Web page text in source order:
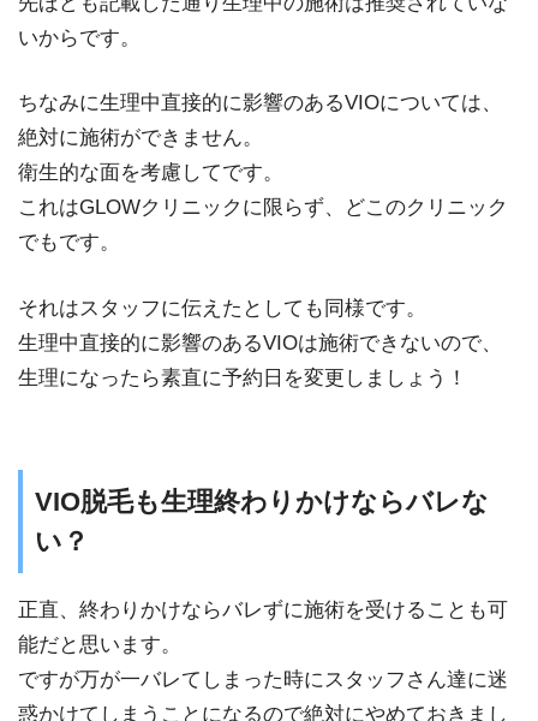
いからです。
ちなみに生理中直接的に影響のあるVIOについては、
絶対に施術ができません。
衛生的な面を考慮してです。
これはGLOWクリニックに限らず、どこのクリニック
でもです。
それはスタッフに伝えたとしても同様です。
生理中直接的に影響のあるVIOは施術できないので、
生理になったら素直に予約日を変更しましょう！
VIO脱毛も生理終わりかけならバレな
い？
正直、終わりかけならバレずに施術を受けることも可
能だと思います。
ですが万が一バレてしまった時にスタッフさん達に迷
惑かけてしまうことになるので絶対にやめておきまし